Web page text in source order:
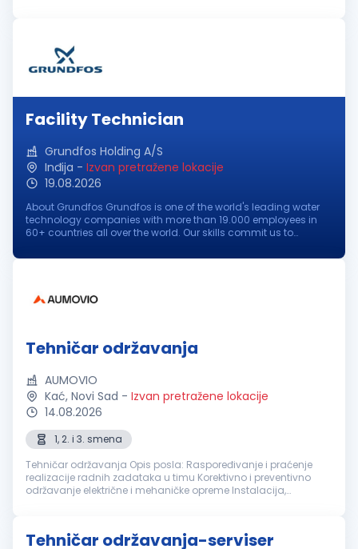
Facility Technician
Grundfos Holding A/S
Inđija - Izvan pretražene lokacije
19.08.2026
About Grundfos Grundfos is one of the world's leading water
technology companies with more than 19.000 employees in
60+ countries all over the world. Our skills commit us to
challenges and improve...
Tehničar održavanja
AUMOVIO
Kać, Novi Sad - Izvan pretražene lokacije
14.08.2026
1, 2. i 3. smena
Tehničar održavanja Opis posla: Raspoređivanje i praćenje
realizacije radnih zadataka u timu Korektivno i preventivno
održavanje električne i mehaničke opreme Instalacija,
Tehničar održavanja-serviser